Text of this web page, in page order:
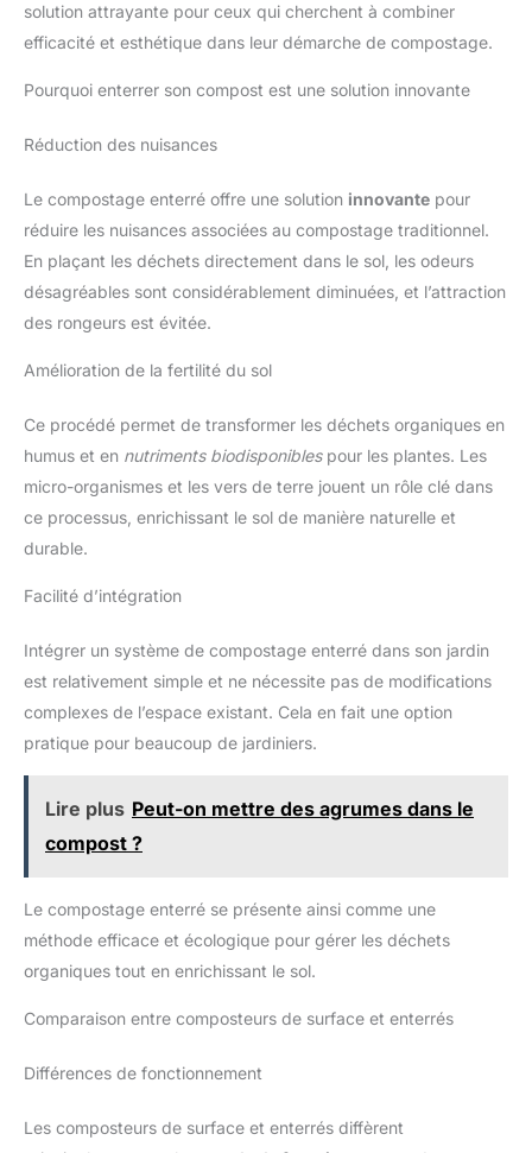
solution attrayante pour ceux qui cherchent à combiner
efficacité et esthétique dans leur démarche de compostage.
Pourquoi enterrer son compost est une solution innovante
Réduction des nuisances
Le compostage enterré offre une solution innovante pour
réduire les nuisances associées au compostage traditionnel.
En plaçant les déchets directement dans le sol, les odeurs
désagréables sont considérablement diminuées, et l’attraction
des rongeurs est évitée.
Amélioration de la fertilité du sol
Ce procédé permet de transformer les déchets organiques en
humus et en nutriments biodisponiblespour les plantes. Les
micro-organismes et les vers de terre jouent un rôle clé dans
ce processus, enrichissant le sol de manière naturelle et
durable.
Facilité d’intégration
Intégrer un système de compostage enterré dans son jardin
est relativement simple et ne nécessite pas de modifications
complexes de l’espace existant. Cela en fait une option
pratique pour beaucoup de jardiniers.
Lire plus Peut-on mettre des agrumes dans le
compost ?
Le compostage enterré se présente ainsi comme une
méthode efficace et écologique pour gérer les déchets
organiques tout en enrichissant le sol.
Comparaison entre composteurs de surface et enterrés
Différences de fonctionnement
Les composteurs de surface et enterrés diffèrent